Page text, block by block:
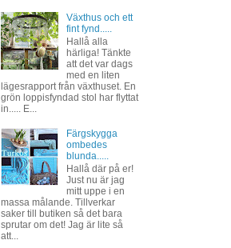
Växthus och ett
fint fynd.....
Hallå alla
härliga! Tänkte
att det var dags
med en liten
lägesrapport från växthuset. En
grön loppisfyndad stol har flyttat
in..... E...
Färgskygga
ombedes
blunda.....
Hallå där på er!
Just nu är jag
mitt uppe i en
massa målande. Tillverkar
saker till butiken så det bara
sprutar om det! Jag är lite så
att...